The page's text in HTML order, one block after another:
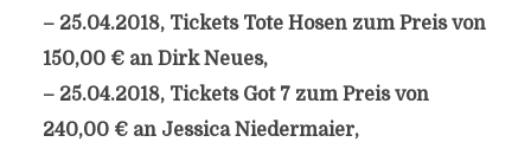
– 25.04.2018, Tickets Tote Hosen zum Preis von
150,00 € an Dirk Neues,
– 25.04.2018, Tickets Got 7 zum Preis von
240,00 € an Jessica Niedermaier,